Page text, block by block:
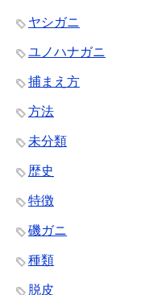
ヤシガニ
ユノハナガニ
捕まえ方
方法
未分類
歴史
特徴
磯ガニ
種類
脱皮